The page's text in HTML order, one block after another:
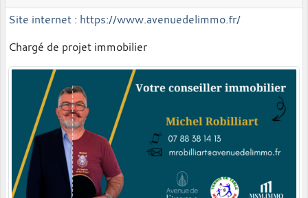
Site internet : https://www.avenuedelimmo.fr/
Chargé de projet immobilier